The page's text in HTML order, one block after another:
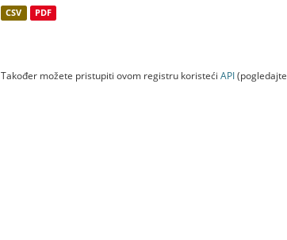
CSV PDF
Također možete pristupiti ovom registru koristeći API(pogledajte